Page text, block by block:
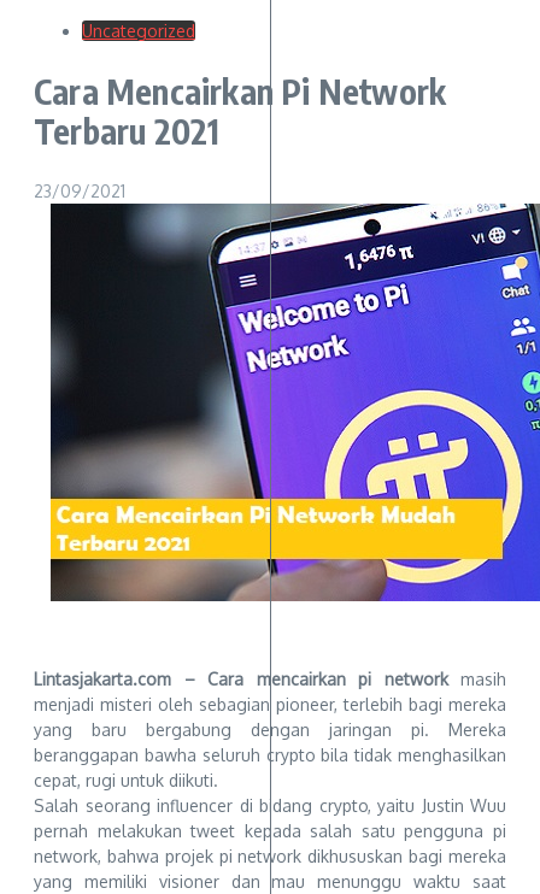
Uncategorized
Cara Mencairkan Pi Network
Terbaru 2021
23/09/2021
Lintasjakarta.com – Cara mencairkan pi networkmasih
menjadi misteri oleh sebagian pioneer, terlebih bagi mereka
yang baru bergabung dengan jaringan pi. Mereka
beranggapan bawha seluruh crypto bila tidak menghasilkan
cepat, rugi untuk diikuti.
Salah seorang influencer di bidang crypto, yaitu Justin Wuu
pernah melakukan tweet kepada salah satu pengguna pi
network, bahwa projek pi network dikhususkan bagi mereka
yang memiliki visioner dan mau menunggu waktu saat